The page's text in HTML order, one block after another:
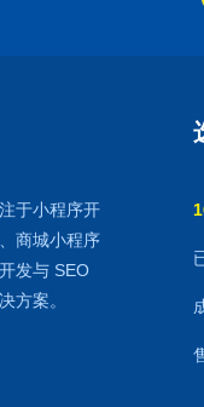
于小程序开
商城小程序
开发与 SEO
方案。